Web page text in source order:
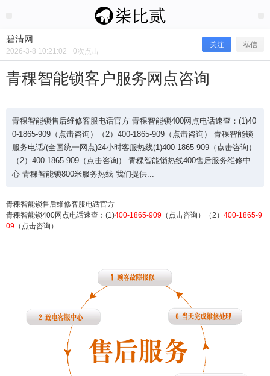
碧清网
2026-3-8 10:21:02 0次点击
关注 私信
青稞智能锁客户服务网点咨询
青稞智能锁售后维修客服电话官方 青稞智能锁400网点电话速查：(1)40
0-1865-909（点击咨询）（2）400-1865-909（点击咨询） 青稞智能锁
服务电话/(全国统一网点)24小时客服热线(1)400-1865-909（点击咨询）
（2）400-1865-909（点击咨询） 青稞智能锁热线400售后服务维修中
心 青稞智能锁800米服务热线 我们提供...
青稞智能锁售后维修客服电话官方
青稞智能锁400网点电话速查：(1)400-1865-909 （点击咨询）（2） 400-1865-9
09 （点击咨询）
青稞智能锁客户服务网点咨询
网点电话速查：(1)400-1865-909（点击咨询）
（2）400-1865-909（点击咨询） 青稞智能锁服务
电话/(全国统一网点)24小时客服热线(1)400-1865-9
09（点击咨询）（2）400-1865-909（点击咨询）
青稞智能锁热线400售后服务维修中心 青稞智能锁8
00米服务热线 我们提供...
扫描二维码继续阅读